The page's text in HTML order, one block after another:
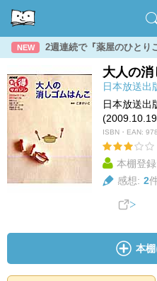
NEW 2週連続で『薬屋のひとり
大人の消
日本放送出
日本放送出
ISBN・EAN:
本棚登
感想: 2
本